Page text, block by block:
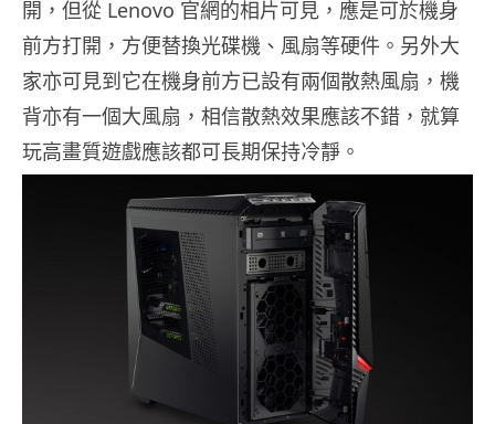
開，但從 Lenovo 官網的相片可見，應是可於機身
前方打開，方便替換光碟機、風扇等硬件。另外大
家亦可見到它在機身前方已設有兩個散熱風扇，機
背亦有一個大風扇，相信散熱效果應該不錯，就算
玩高畫質遊戲應該都可長期保持冷靜。